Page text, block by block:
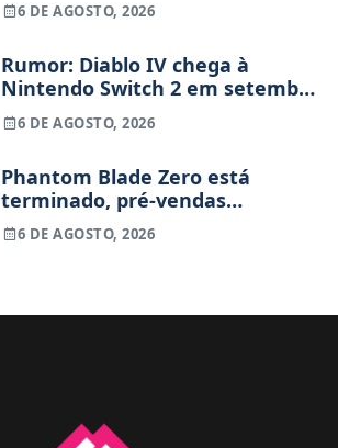
6 DE AGOSTO, 2026
Rumor: Diablo IV chega à
Nintendo Switch 2 em setembro
e vai custar o preço de um jogo
novo
6 DE AGOSTO, 2026
Phantom Blade Zero está
terminado, pré-vendas
começam na próxima semana
6 DE AGOSTO, 2026